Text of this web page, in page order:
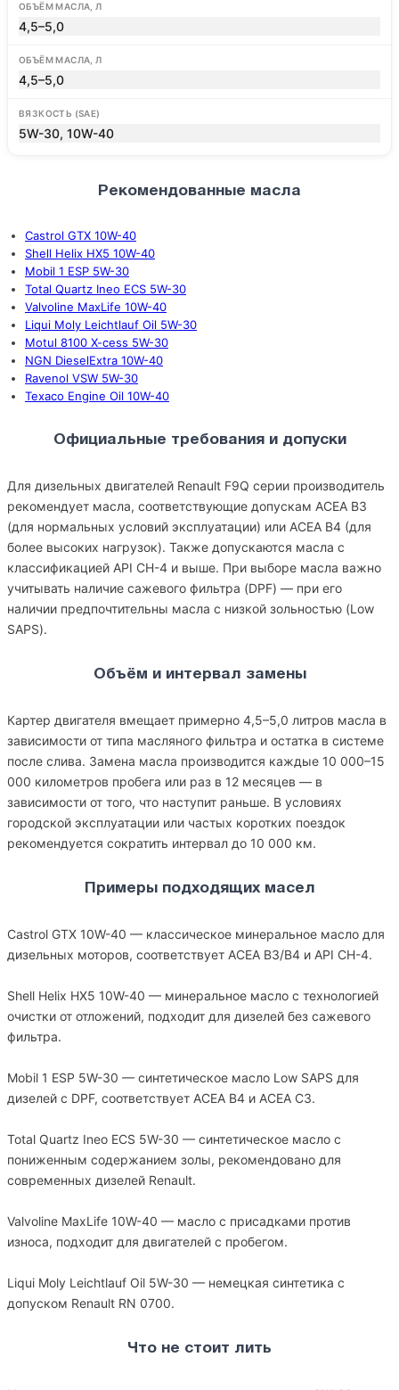
ОБЪЁМ МАСЛА, Л
4,5–5,0
ОБЪЁМ МАСЛА, Л
4,5–5,0
ВЯЗКОСТЬ (SAE)
5W-30, 10W-40
Рекомендованные масла
Castrol GTX 10W-40
Shell Helix HX5 10W-40
Mobil 1 ESP 5W-30
Total Quartz Ineo ECS 5W-30
Valvoline MaxLife 10W-40
Liqui Moly Leichtlauf Oil 5W-30
Motul 8100 X-cess 5W-30
NGN DieselExtra 10W-40
Ravenol VSW 5W-30
Texaco Engine Oil 10W-40
Официальные требования и допуски
Для дизельных двигателей Renault F9Q серии производитель
рекомендует масла, соответствующие допускам ACEA B3
(для нормальных условий эксплуатации) или ACEA B4 (для
более высоких нагрузок). Также допускаются масла с
классификацией API CH-4 и выше. При выборе масла важно
учитывать наличие сажевого фильтра (DPF) — при его
наличии предпочтительны масла с низкой зольностью (Low
SAPS).
Объём и интервал замены
Картер двигателя вмещает примерно 4,5–5,0 литров масла в
зависимости от типа масляного фильтра и остатка в системе
после слива. Замена масла производится каждые 10 000–15
000 километров пробега или раз в 12 месяцев — в
зависимости от того, что наступит раньше. В условиях
городской эксплуатации или частых коротких поездок
рекомендуется сократить интервал до 10 000 км.
Примеры подходящих масел
Castrol GTX 10W-40 — классическое минеральное масло для
дизельных моторов, соответствует ACEA B3/B4 и API CH-4.
Shell Helix HX5 10W-40 — минеральное масло с технологией
очистки от отложений, подходит для дизелей без сажевого
фильтра.
Mobil 1 ESP 5W-30 — синтетическое масло Low SAPS для
дизелей с DPF, соответствует ACEA B4 и ACEA C3.
Total Quartz Ineo ECS 5W-30 — синтетическое масло с
пониженным содержанием золы, рекомендовано для
современных дизелей Renault.
Valvoline MaxLife 10W-40 — масло с присадками против
износа, подходит для двигателей с пробегом.
Liqui Moly Leichtlauf Oil 5W-30 — немецкая синтетика с
допуском Renault RN 0700.
Что не стоит лить